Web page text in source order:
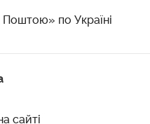
по Україні
сайті